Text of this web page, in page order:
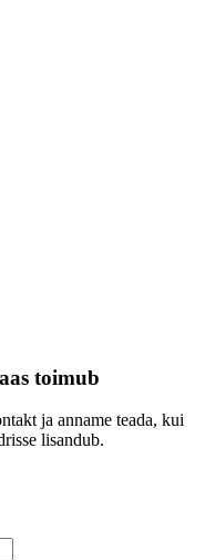
toimub
ja anname teada, kui
lisandub.